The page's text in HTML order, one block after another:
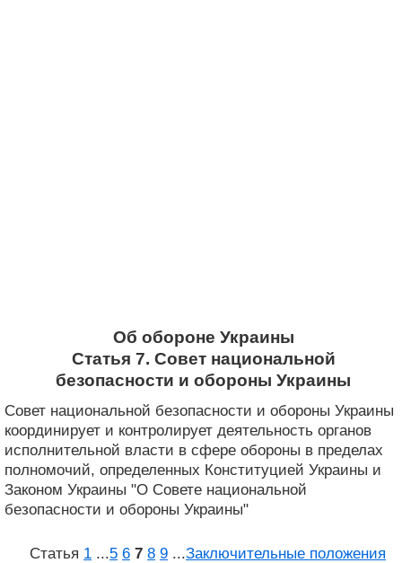
Об обороне Украины
Статья 7. Совет национальной
безопасности и обороны Украины
Совет национальной безопасности и обороны Украины
координирует и контролирует деятельность органов
исполнительной власти в сфере обороны в пределах
полномочий, определенных Конституцией Украины и
Законом Украины "О Совете национальной
безопасности и обороны Украины"
Статья 1 ...5 6 7 8 9 ...Заключительные положения